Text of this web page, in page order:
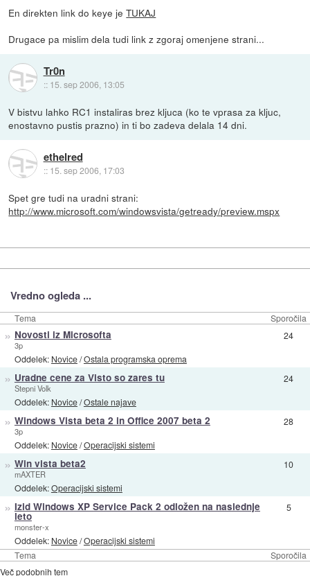
En direkten link do keye jeTUKAJ
Drugace pa mislim dela tudi link z zgoraj omenjene strani...
Tr0n
:: 15. sep 2006, 13:05
V bistvu lahko RC1 instaliras brez kljuca (ko te vprasa za kljuc,
enostavno pustis prazno) in ti bo zadeva delala 14 dni.
ethelred
:: 15. sep 2006, 17:03
Spet gre tudi na uradni strani:
http://www.microsoft.com/windowsvista/getready/preview.mspx
Vredno ogleda ...
Tema Sporočila
Tema Sporočila
» Novosti iz Microsofta
3p
Oddelek: Novice/Ostala programska oprema
24
» Uradne cene za Visto so zares tu
Stepni Volk
Oddelek: Novice/Ostale najave
24
» Windows Vista beta 2 in Office 2007 beta 2
3p
Oddelek: Novice/Operacijski sistemi
28
» Win vista beta2
mAXTER
Oddelek:Operacijski sistemi
10
» Izid Windows XP Service Pack 2 odložen na naslednje
leto
monster-x
Oddelek: Novice/Operacijski sistemi
5
Več podobnih tem